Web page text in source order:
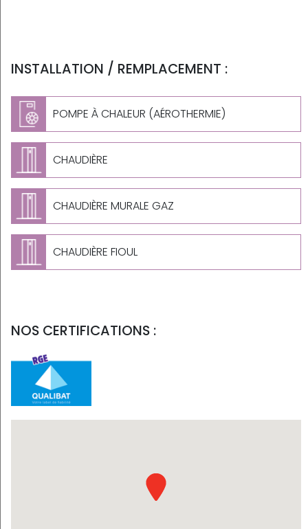
INSTALLATION / REMPLACEMENT :
POMPE À CHALEUR (AÉROTHERMIE)
CHAUDIÈRE
CHAUDIÈRE MURALE GAZ
CHAUDIÈRE FIOUL
NOS CERTIFICATIONS :